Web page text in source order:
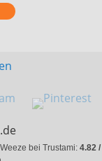
bei Trustami: 4.82 /